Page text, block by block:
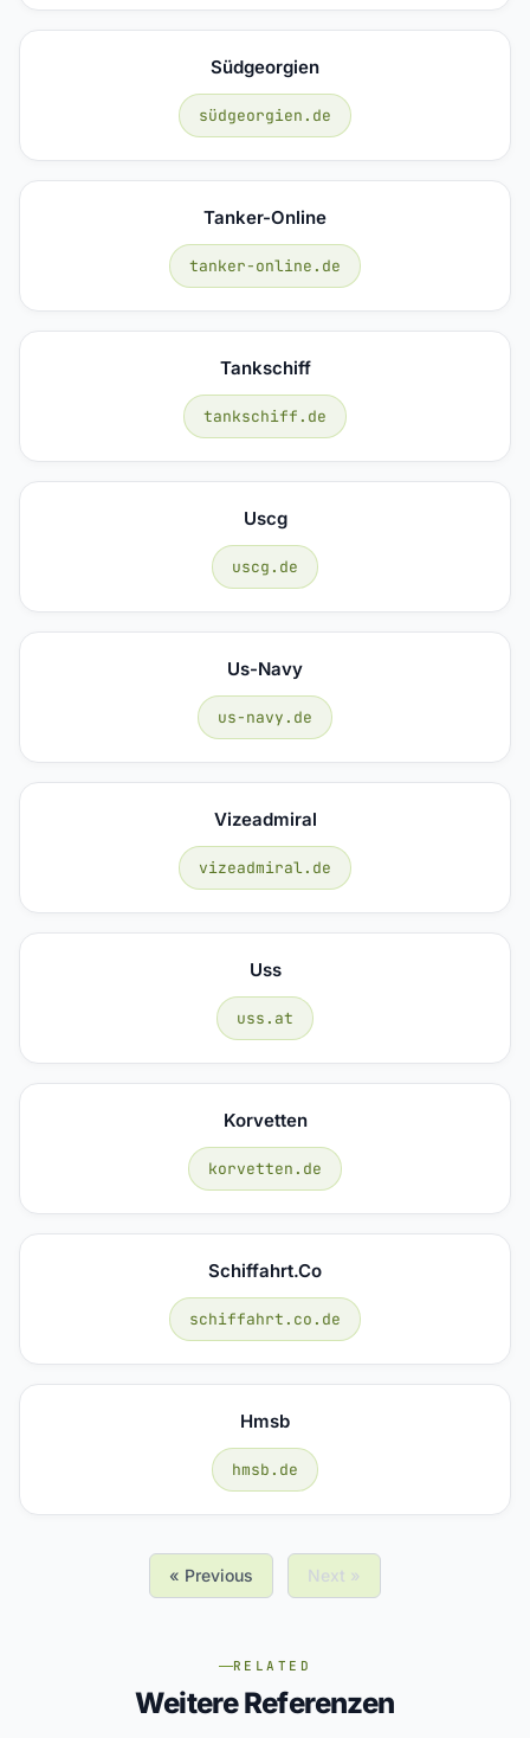
Südgeorgien
südgeorgien.de
Tanker-Online
tanker-online.de
Tankschiff
tankschiff.de
Uscg
uscg.de
Us-Navy
us-navy.de
Vizeadmiral
vizeadmiral.de
Uss
uss.at
Korvetten
korvetten.de
Schiffahrt.co
schiffahrt.co.de
Hmsb
hmsb.de
« Previous Next »
RELATED
Weitere Referenzen